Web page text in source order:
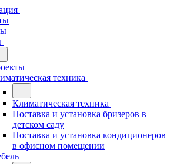
техника
Климатическая техника
Поставка и установка бризеров в
детском саду
Поставка и установка кондиционеров
в офисном помещении